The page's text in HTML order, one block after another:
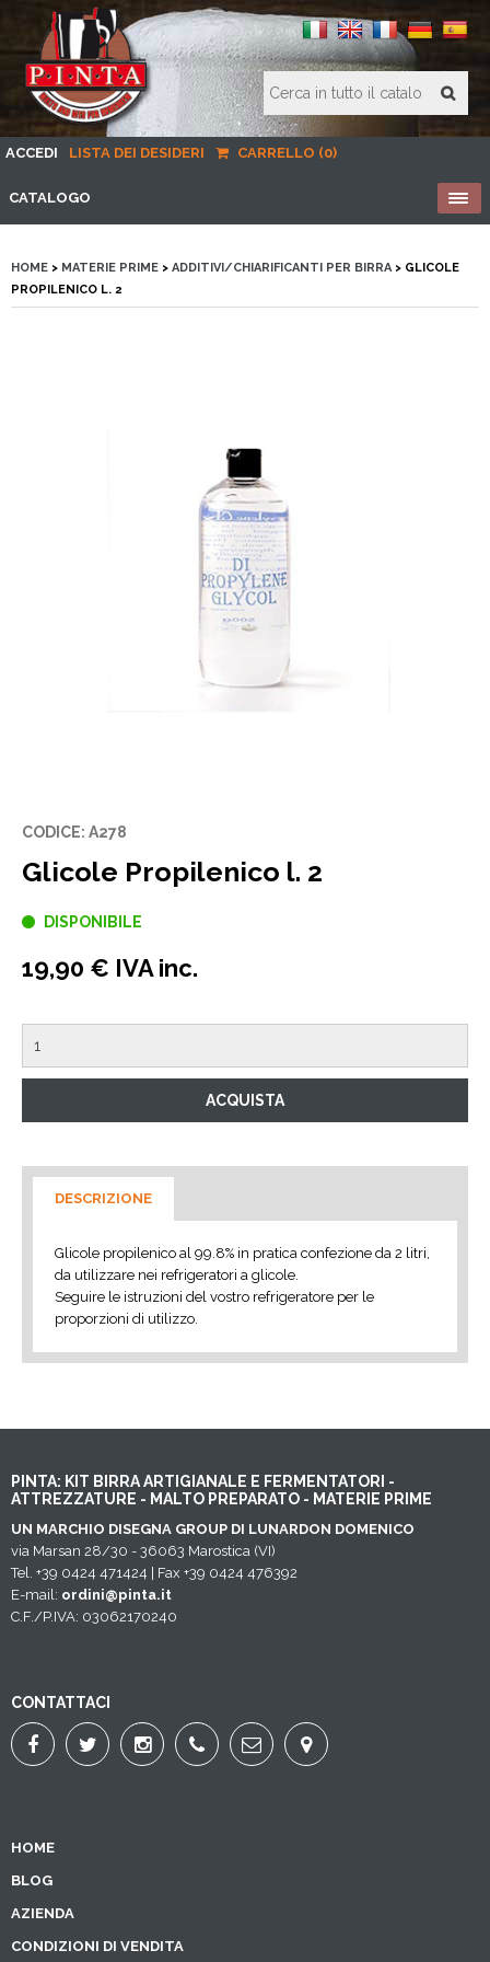
ACCEDI LISTA DEI DESIDERI CARRELLO (0)
CATALOGO
HOME > MATERIE PRIME > ADDITIVI/CHIARIFICANTI PER BIRRA> GLICOLE
PROPILENICO L. 2
CODICE: A278
Glicole Propilenico l. 2
DISPONIBILE
19,90 € IVA inc.
DESCRIZIONE
Glicole propilenico al 99.8% in pratica confezione da 2 litri,
da utilizzare nei refrigeratori a glicole.
Seguire le istruzioni del vostro refrigeratore per le
proporzioni di utilizzo.
PINTA: KIT BIRRA ARTIGIANALE E FERMENTATORI -
ATTREZZATURE - MALTO PREPARATO - MATERIE PRIME
UN MARCHIO DISEGNA GROUP DI LUNARDON DOMENICO
via Marsan 28/30 - 36063 Marostica (VI)
Tel. +39 0424 471424 | Fax +39 0424 476392
E-mail: ordini@pinta.it
C.F./P.IVA: 03062170240
CONTATTACI
HOME
BLOG
AZIENDA
CONDIZIONI DI VENDITA